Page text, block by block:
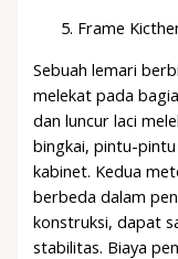
Frame
Sebuah lemari
melekat pada
dan luncur laci
bingkai, pintu-
kabinet. Kedua
berbeda dalam
konstruksi, dapat
stabilitas. Biaya